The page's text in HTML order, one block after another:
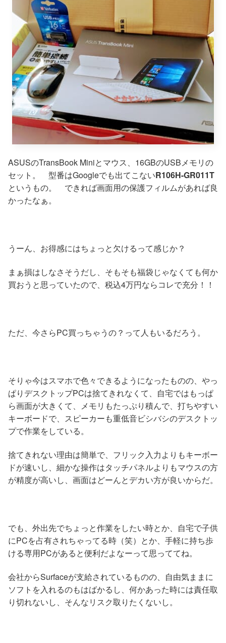
ASUSのTransBook Miniとマウス、16GBのUSBメモリの
セット。 型番はGoogleでも出てこないR106H-GR011T
というもの。 できれば画面用の保護フィルムがあれば良
かったなぁ。
うーん、お得感にはちょっと欠けるって感じか？
まぁ損はしなさそうだし、そもそも福袋じゃなくても何か
買おうと思っていたので、税込4万円ならコレで充分！！
ただ、今さらPC買っちゃうの？って人もいるだろう。
そりゃ今はスマホで色々できるようになったものの、やっ
ぱりデスクトップPCは捨てきれなくて、自宅ではもっぱ
ら画面が大きくて、メモリもたっぷり積んで、打ちやすい
キーボードで、スピーカーも重低音ビシバシのデスクトッ
プで作業をしている。
捨てきれない理由は簡単で、フリック入力よりもキーボー
ドが速いし、細かな操作はタッチパネルよりもマウスの方
が精度が高いし、画面はどーんとデカい方が良いからだ。
でも、外出先でちょっと作業をしたい時とか、自宅で子供
にPCを占有されちゃってる時（笑）とか、手軽に持ち歩
ける専用PCがあると便利だよなーって思っててね。
会社からSurfaceが支給されているものの、自由気ままに
ソフトを入れるのもはばかるし、何かあった時には責任取
り切れないし、そんなリスク取りたくないし。